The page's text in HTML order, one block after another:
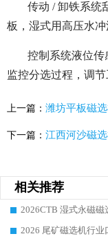
传动 / 卸铁系统
板，湿式用高压水
控制系统液位
监控分选过程，调
上一篇： 潍坊平板磁
下一篇： 江西河沙磁
相关推荐